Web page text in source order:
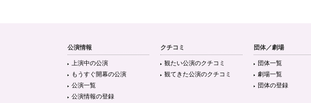
公演情報
上演中の公演
もうすぐ開幕の公演
公演一覧
公演情報の登録
クチコミ
観たい公演のクチコミ
観てきた公演のクチコミ
団体／劇場
団体一覧
劇場一覧
団体の登録